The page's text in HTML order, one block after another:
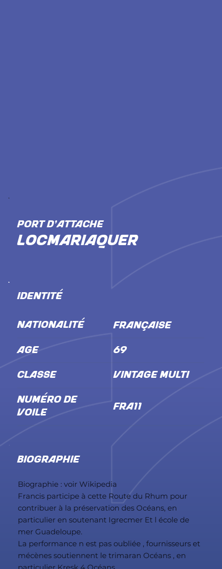
BIOGRAPHIE
Biographie : voir Wikipedia
Francis participe à cette Route du Rhum pour
contribuer à la préservation des Océans, en
particulier en soutenant Igrecmer Et l école de
mer Guadeloupe.
La performance n est pas oubliée , fournisseurs et
mécènes soutiennent le trimaran Océans , en
particulier Kresk 4 Océans.
IDENTITÉ
NUMÉRO DE
VOILE
FRA11
CLASSE Vintage Multi
ÂGE 69
NATIONALITÉ Française
PORT D'ATTACHE
Locmariaquer